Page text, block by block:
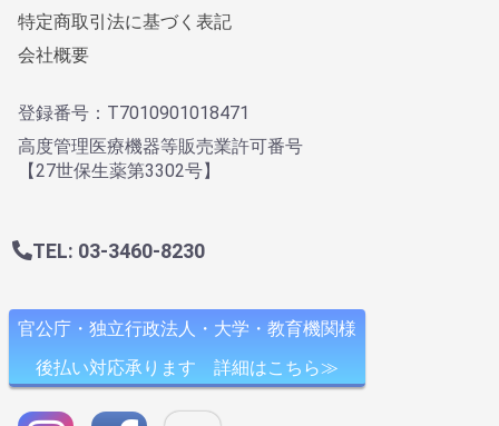
特定商取引法に基づく表記
会社概要
登録番号：T7010901018471
高度管理医療機器等販売業許可番号
【27世保生薬第3302号】
TEL: 03-3460-8230
官公庁・独立行政法人・大学・教育機関様
後払い対応承ります 詳細はこちら≫